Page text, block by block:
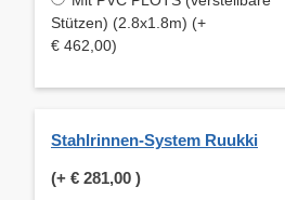
Stützen) (2.8x1.8m) (+
€ 462,00)
Stahlrinnen-System Ruukki
(+ € 281,00 )